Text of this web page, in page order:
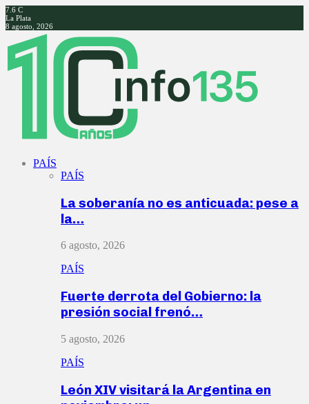
7.6 C
La Plata
8 agosto, 2026
Facebook
Twitter
Instagram
Youtube
PAÍS
PAÍS
La soberanía no es anticuada: pese a
la…
6 agosto, 2026
PAÍS
Fuerte derrota del Gobierno: la
presión social frenó…
5 agosto, 2026
PAÍS
León XIV visitará la Argentina en